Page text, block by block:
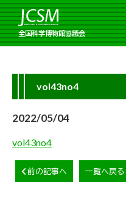
全国科学博物館協議会
vol43no4
2022/05/04
vol43no4
前の記事へ 一覧へ戻る